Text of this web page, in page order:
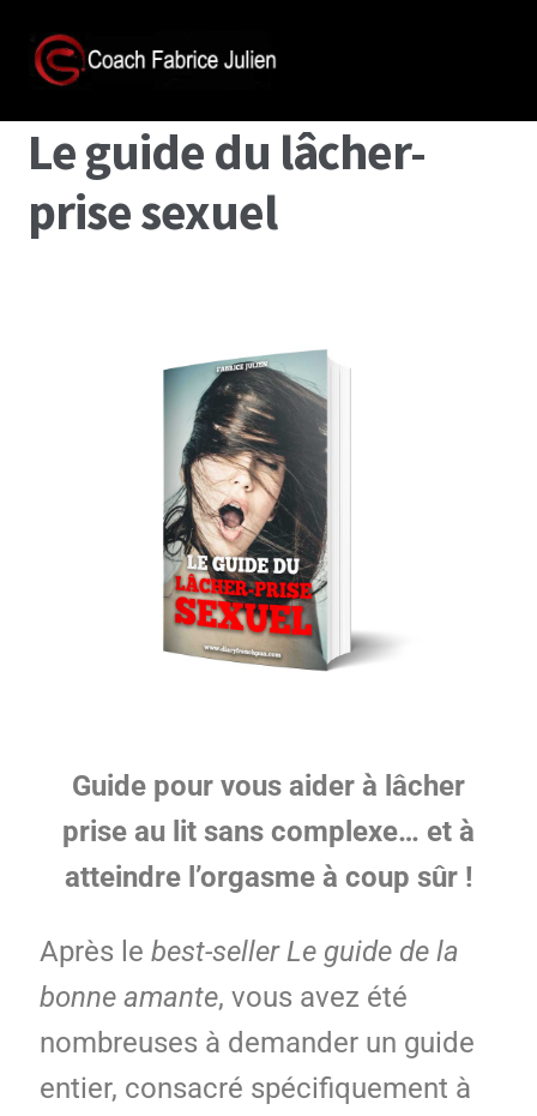
Le guide du lâcher-
prise sexuel
Guide pour vous aider à lâcher
prise au lit sans complexe… et à
atteindre l’orgasme à coup sûr !
Après le best-seller Le guide de la
bonne amante, vous avez été
nombreuses à demander un guide
entier, consacré spécifiquement à